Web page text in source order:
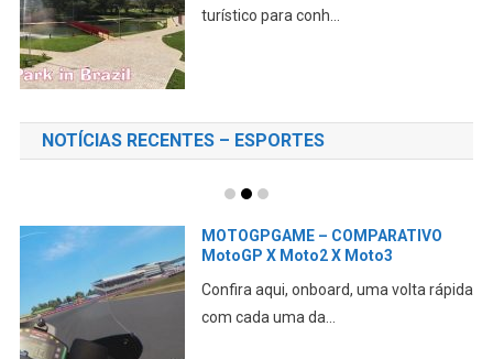
turístico para conh...
NOTÍCIAS RECENTES – ESPORTES
MOTOGPGAME – COMPARATIVO
MotoGP X Moto2 X Moto3
Confira aqui, onboard, uma volta rápida
com cada uma da...